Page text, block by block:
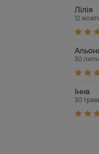
Лілія
12
30
Інна
30